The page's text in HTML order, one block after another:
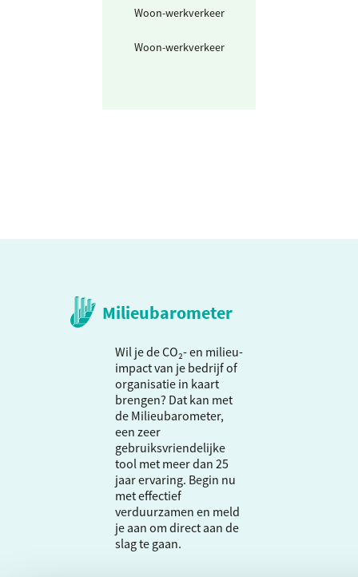
Woon-werkverkeer
Woon-werkverkeer
Milieubarometer
Wil je de CO₂- en milieu-
impact van je bedrijf of
organisatie in kaart
brengen? Dat kan met
de Milieubarometer,
een zeer
gebruiksvriendelijke
tool met meer dan 25
jaar ervaring. Begin nu
met effectief
verduurzamen en meld
je aan om direct aan de
slag te gaan.